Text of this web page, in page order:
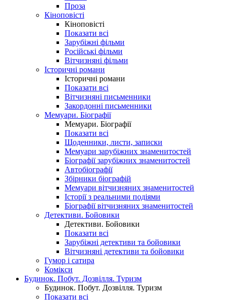
Проза
Кіноповісті
Кіноповісті
Показати всі
Зарубіжні фільми
Російські фільми
Вітчизняні фільми
Історичні романи
Історичні романи
Показати всі
Вітчизняні письменники
Закордонні письменники
Мемуари. Біографії
Мемуари. Біографії
Показати всі
Щоденники, листи, записки
Мемуари зарубіжних знаменитостей
Біографії зарубіжних знаменитостей
Автобіографії
Збірники біографій
Мемуари вітчизняних знаменитостей
Історії з реальними подіями
Біографії вітчизняних знаменитостей
Детективи. Бойовики
Детективи. Бойовики
Показати всі
Зарубіжні детективи та бойовики
Вітчизняні детективи та бойовики
Гумор і сатира
Комікси
Будинок. Побут. Дозвілля. Туризм
Будинок. Побут. Дозвілля. Туризм
Показати всі